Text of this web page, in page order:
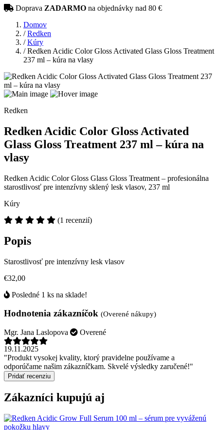
Doprava ZADARMO na objednávky nad 80 €
Domov
/ Redken
/ Kúry
/Redken Acidic Color Gloss Activated Glass Gloss Treatment
237 ml – kúra na vlasy
Redken
Redken Acidic Color Gloss Activated
Glass Gloss Treatment 237 ml – kúra na
vlasy
Redken Acidic Color Gloss Glass Gloss Treatment – profesionálna
starostlivosť pre intenzívny sklený lesk vlasov, 237 ml
Kúry
(1 recenzií)
Popis
Starostlivosť pre intenzívny lesk vlasov
€32,00
Posledné 1 ks na sklade!
Hodnotenia zákazníčok (Overené nákupy)
Mgr. Jana Laslopova
Overené
19.11.2025
"Produkt vysokej kvality, ktorý pravidelne používame a
odporúčame našim zákazníčkam. Skvelé výsledky zaručené!"
Pridať recenziu
Zákazníci kupujú aj